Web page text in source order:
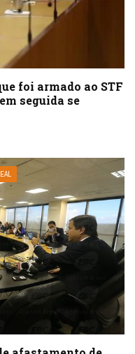
foi armado ao STF
seguida se